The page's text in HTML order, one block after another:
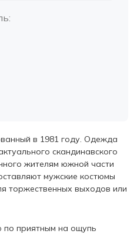
в 1981 году. Одежда
скандинавского
жителям южной части
мужские костюмы
торжественных выходов или
по приятным на ощупь